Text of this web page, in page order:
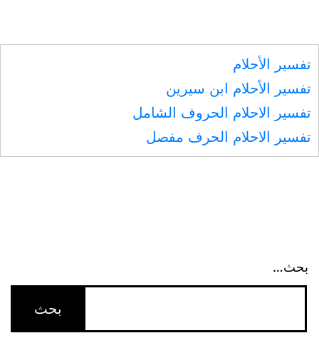
الله
ﷺ
تفسير الأحلام
تفسير الأحلام ابن سيرين
تفسير الاحلام الحروف الشامل
تفسير الاحلام الحرف مفصل
بحث…